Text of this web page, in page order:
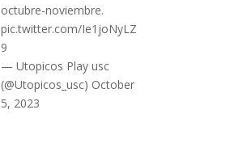
octubre-noviembre.
pic.twitter.com/Ie1joNyLZ
9
— Utopicos Play usc
(@Utopicos_usc) October
5, 2023